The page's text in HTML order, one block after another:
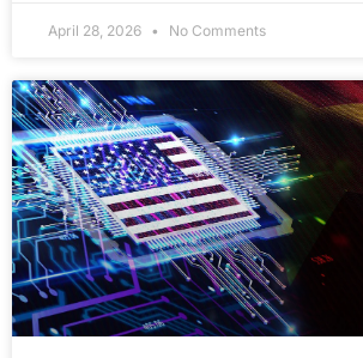
April 28, 2026 No Comments